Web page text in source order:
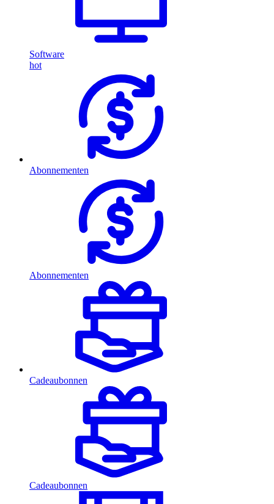
Software
hot
Abonnementen
Abonnementen
Cadeaubonnen
Cadeaubonnen